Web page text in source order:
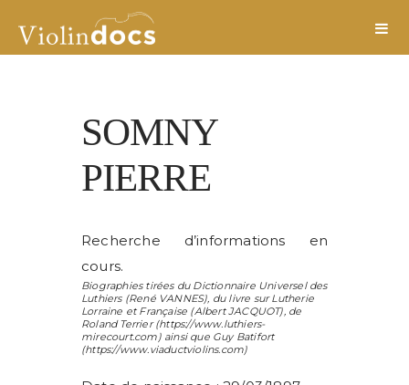
SOMNY
PIERRE
Recherche d’informations en
cours.
Biographies tirées du Dictionnaire Universel des
Luthiers (René VANNES), du livre sur Lutherie
Lorraine et Française (Albert JACQUOT), de
Roland Terrier(https://www.luthiers-
mirecourt.com) ainsi que Guy Batifort
(https://www.viaductviolins.com)